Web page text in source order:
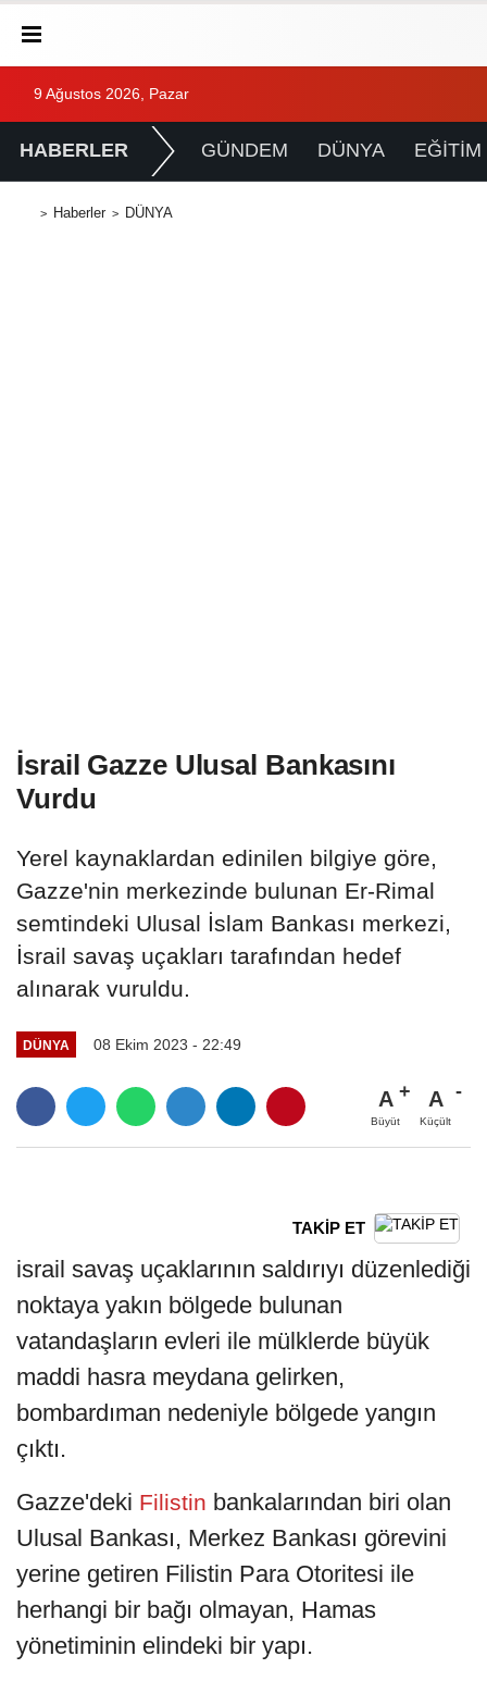
9 Ağustos 2026, Pazar
HABERLER GÜNDEM DÜNYA EĞİTİM
Haberler DÜNYA
İsrail Gazze Ulusal Bankasını
Vurdu
Yerel kaynaklardan edinilen bilgiye göre,
Gazze'nin merkezinde bulunan Er-Rimal
semtindeki Ulusal İslam Bankası merkezi,
İsrail savaş uçakları tarafından hedef
alınarak vuruldu.
DÜNYA 08 Ekim 2023 - 22:49
A
Büyüt
A
Küçült
TAKİP ET
israil savaş uçaklarının saldırıyı düzenlediği
noktaya yakın bölgede bulunan
vatandaşların evleri ile mülklerde büyük
maddi hasra meydana gelirken,
bombardıman nedeniyle bölgede yangın
çıktı.
Gazze'deki Filistin bankalarından biri olan
Ulusal Bankası, Merkez Bankası görevini
yerine getiren Filistin Para Otoritesi ile
herhangi bir bağı olmayan, Hamas
yönetiminin elindeki bir yapı.